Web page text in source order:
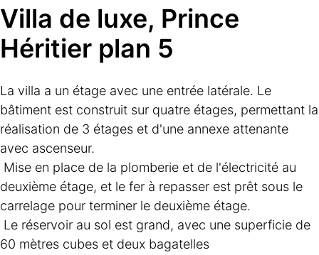
Villa de luxe, Prince
Héritier plan 5
La villa a un étage avec une entrée latérale. Le
bâtiment est construit sur quatre étages, permettant la
réalisation de 3 étages et d'une annexe attenante
avec ascenseur.
Mise en place de la plomberie et de l'électricité au
deuxième étage, et le fer à repasser est prêt sous le
carrelage pour terminer le deuxième étage.
Le réservoir au sol est grand, avec une superficie de
60 mètres cubes et deux bagatelles